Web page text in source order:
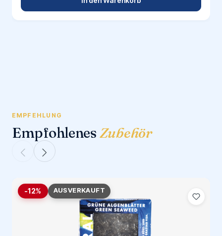
EMPFEHLUNG
Empfohlenes Zubehör
-12% AUSVERKAUFT